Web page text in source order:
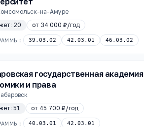
на-Амуре
20 от 34 000 ₽/год
39.03.02 42.03.01 46.03.02
государственная академия
и права
51 от 45 700 ₽/год
40.03.01 42.03.01